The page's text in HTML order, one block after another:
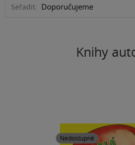
Seřadit:
Knihy
Nedostupné